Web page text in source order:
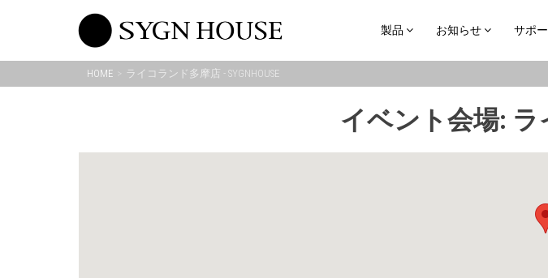
製品 お知らせ サポ
HOME ライコランド多摩店 - SYGNHOUSE
イベント会場: ラ